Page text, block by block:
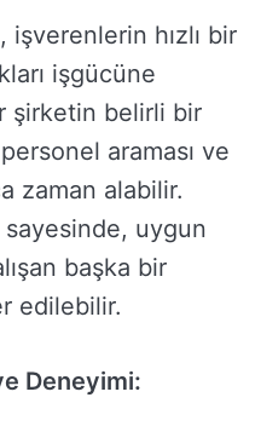
işverenlerin hızlı bir
işgücüne
şirketin belirli bir
araması ve
zaman alabilir.
uygun
başka bir
edilebilir.
Deneyimi: